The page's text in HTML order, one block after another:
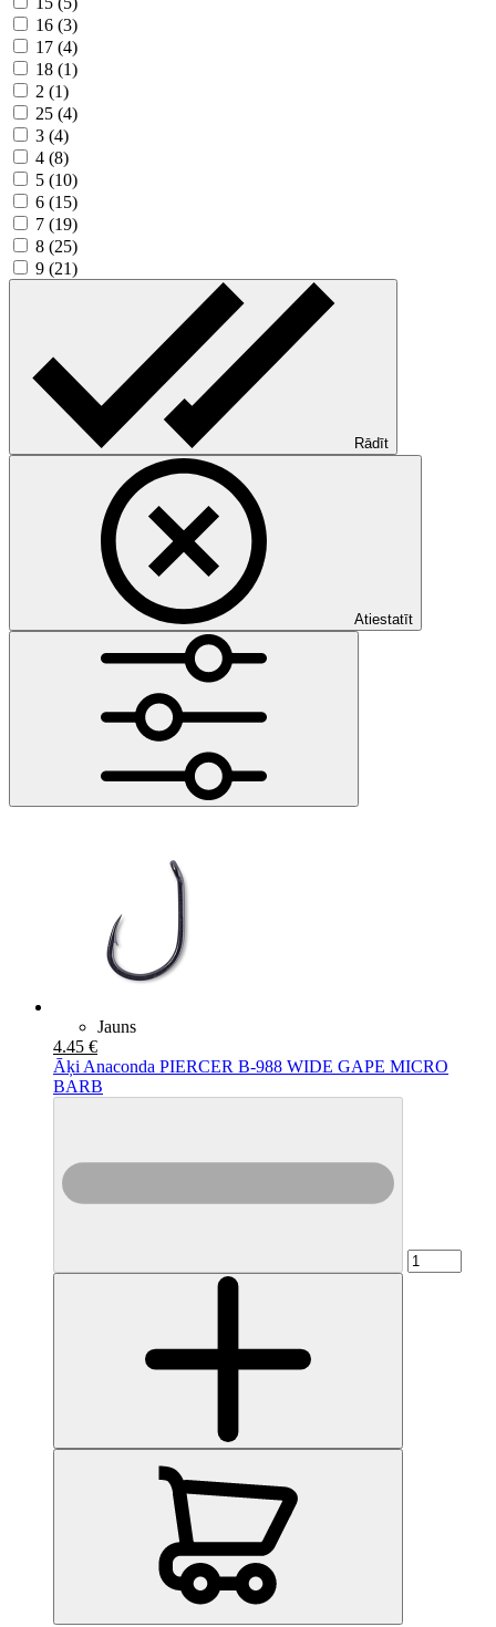
16 (3)
17 (4)
18 (1)
2 (1)
25 (4)
3 (4)
4 (8)
5 (10)
6 (15)
7 (19)
8 (25)
9 (21)
Rādīt
Atiestatīt
Jauns
4.45 €
Āķi Anaconda PIERCER B-988 WIDE GAPE MICRO
BARB